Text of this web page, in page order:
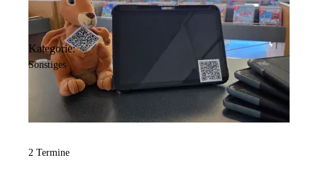
Kategorie:
Sonstiges
2 Termine